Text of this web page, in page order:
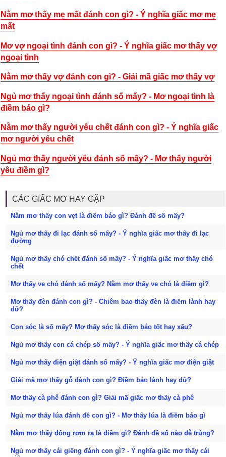
Nằm mơ thấy mẹ mất đánh con gì? - Ý nghĩa giấc mơ mẹ
mất
Mơ vợ ngoại tình đánh con gì? - Ý nghĩa giấc mơ thấy vợ
ngoại tình
Nằm mơ thấy vợ đánh con gì? - Giải mã giấc mơ thấy vợ
Ngủ mơ thấy ngoại tình đánh số mấy? - Mơ ngoại tình là
điềm báo gì?
Nằm mơ thấy người yêu chết đánh con gì? - Ý nghĩa giấc
mơ người yêu chết
Ngủ mơ thấy người yêu đánh số mấy? - Mơ thấy người
yêu điềm gì?
CÁC GIẤC MƠ HAY GẶP
Năm mơ thấy con vẹt là điềm báo gì? Đánh đề số mấy?
Ngủ mơ thấy đi lạc đánh số mấy? - Ý nghĩa giấc mơ thấy đi lạc
đường
Ngủ mơ thấy chó chết đánh số mấy? - Ý nghĩa giấc mơ thấy chó
chết
Mơ thấy ve chó đánh số mấy? Nằm mơ thấy ve chó là điềm gì?
Mơ thấy đèn đánh con gì? - Chiêm bao thấy đèn là điềm lành hay
dữ?
Con sóc là số mấy? Mơ thấy sóc là điềm báo tốt hay xấu?
Ngủ mơ thấy con cá chép số mấy? - Ý nghĩa giấc mơ thấy cá chép
Ngủ mơ thấy điện giật đánh số mấy? - Ý nghĩa giấc mơ điện giật
Giải mã mơ thấy gỗ đánh con gì? Điềm báo lành hay dữ?
Mơ thấy cà phê đánh con gì? Giải mã giấc mơ thấy cà phê
Ngủ mơ thấy lúa đánh đề con gì? - Mơ thấy lúa là điềm báo gì
Nằm mơ thấy đống rơm rạ là điềm gì? Đánh đề số nào dễ trúng?
Ngủ mơ thấy cái giếng đánh con gì? - Ý nghĩa giấc mơ thấy cái